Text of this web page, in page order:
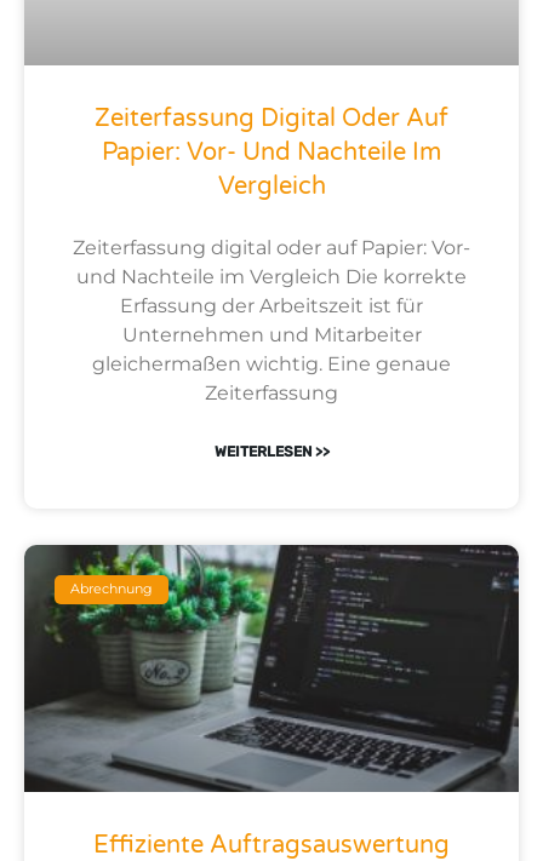
Zeiterfassung Digital Oder Auf
Papier: Vor- Und Nachteile Im
Vergleich
Zeiterfassung digital oder auf Papier: Vor-
und Nachteile im Vergleich Die korrekte
Erfassung der Arbeitszeit ist für
Unternehmen und Mitarbeiter
gleichermaßen wichtig. Eine genaue
Zeiterfassung
WEITERLESEN >>
Abrechnung
Effiziente Auftragsauswertung